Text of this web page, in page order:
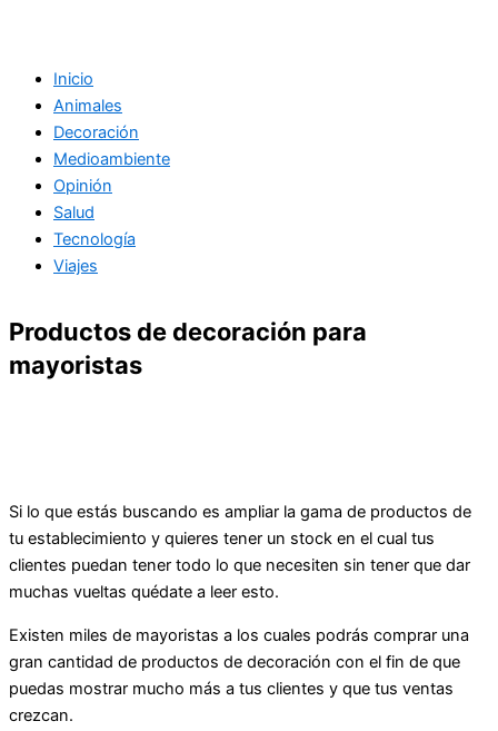
Inicio
Animales
Decoración
Medioambiente
Opinión
Salud
Tecnología
Viajes
Productos de decoración para
mayoristas
Si lo que estás buscando es ampliar la gama de productos de
tu establecimiento y quieres tener un stock en el cual tus
clientes puedan tener todo lo que necesiten sin tener que dar
muchas vueltas quédate a leer esto.
Existen miles de mayoristas a los cuales podrás comprar una
gran cantidad de productos de decoración con el fin de que
puedas mostrar mucho más a tus clientes y que tus ventas
crezcan.